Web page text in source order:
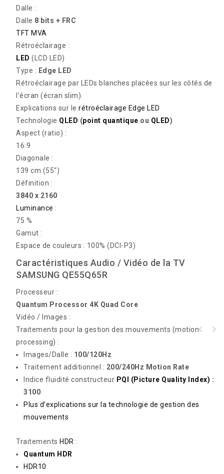
Dalle :
Dalle 8 bits + FRC
TFT MVA
Rétroéclairage :
LED (LCD LED)
Type : Edge LED
Rétroéclairage par LEDs blanches placées sur les côtés de
l’écran (écran slim).
Explications sur lerétroéclairage Edge LED
Technologie QLED (point quantique ou QLED)
Aspect (ratio) :
16:9
Diagonale :
139 cm (55″)
Définition :
3840 x 2160
Luminance :
75 %
Gamut :
Espace de couleurs : 100% (DCI-P3)
Caractéristiques Audio / Vidéo de la TV
SAMSUNG QE55Q65R
Processeur :
Quantum Processor 4K Quad Core
Vidéo / Images :
Traitements pour la gestion des mouvements (motion
processing) :
Images/Dalle : 100/120Hz
Traitement additionnel : 200/240Hz Motion Rate
Indice fluidité constructeur PQI (Picture Quality Index) :
3100
Plus d’explications sur la technologie de gestion des
mouvements
TraitementsHDR :
Quantum HDR
HDR10